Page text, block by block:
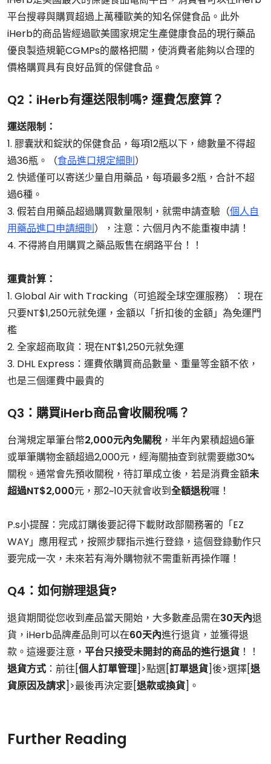
平台搜尋與購買超過上萬種歐美的知名保健食品。此外
iHerb的商品皆經過歐美國家規定生產健康食品的現行藥品
優良製造規範CGMPs的嚴格把關，使消費者能夠以合理的
價格購買具有良好品質的保健食品。
Q2：iHerb有運送限制嗎? 運費怎麼算？
運送限制：
1. 膠囊狀和錠狀的保健食品，每項12瓶以下，總數量不得超
過36瓶。（食品進口規定細則）
2. 快遞僅可以寄送少量自用藥品，每項最多2瓶，合計不超
過6種。
3. 假若自用藥品超過購買數量限制，就需申請查驗（個人自
用藥品進口申請細則），注意：六個月內不能重複申請！
4. 不得將自用購買之藥品販售在網路平台！！
運費計算：
1. Global Air with Tracking（可追蹤全球空運服務）：現在
只要NT$1,250元就免運，金額以「折扣後的金額」為免運門
檻
2. 全家超商取貨：現在NT$1,250元就免運
3. DHL Express：運費依購買商品數量、重量等金額不依，
也是三個運費中最貴的
Q3： 購買iHerb商品會收關稅嗎？
台灣規定單筆台幣2,000元內免關稅 ，半年內累積超過6筆
或單筆購物金額超過2,000元，經海關抽查到就需要繳30%
關稅。通常會先預收關稅，待訂單成立後，若是消費金額未
超過NT$2,000元，那2~10天就會收到全額退稅囉！
P.s小提醒：完成訂購後要記得下載財政部關務署的「EZ
WAY」應用程式，按照步驟指示進行登錄，這個登錄動作只
要完成一次，未來若有海外購物就不需重新再操作囉！
Q4：如何辦理退貨?
退貨期間從您收到產品當天開始，大多數產品需在30天內退
貨，iHerb品牌產品則可以在60天內進行退貨，並獲得退
款。這邊要注意， 平台只接受未開封的商品的進行退貨 ！！
退貨方式 ：前往[個人訂單管理]>點選[訂單退貨]後>選擇[退
貨原因及請求]>最後再決定要[退款或換貨]。
Further Reading